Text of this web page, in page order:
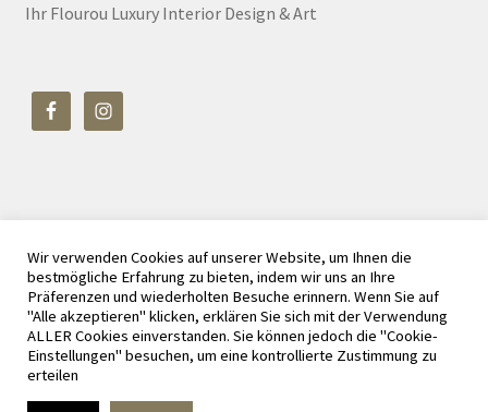
Ihr Flourou Luxury Interior Design & Art
© Flourou Luxury Interior Design & Art 2026
Datenschutz
Erstellt mit WooCommerce.
Wir verwenden Cookies auf unserer Website, um Ihnen die
bestmögliche Erfahrung zu bieten, indem wir uns an Ihre
Präferenzen und wiederholten Besuche erinnern. Wenn Sie auf
"Alle akzeptieren" klicken, erklären Sie sich mit der Verwendung
ALLER Cookies einverstanden. Sie können jedoch die "Cookie-
Einstellungen" besuchen, um eine kontrollierte Zustimmung zu
erteilen